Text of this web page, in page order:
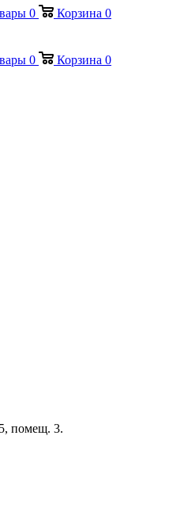
0 Корзина 0
0 Корзина 0
помещ. 3.